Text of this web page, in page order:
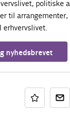
politiske
til
nyhedsbrevet